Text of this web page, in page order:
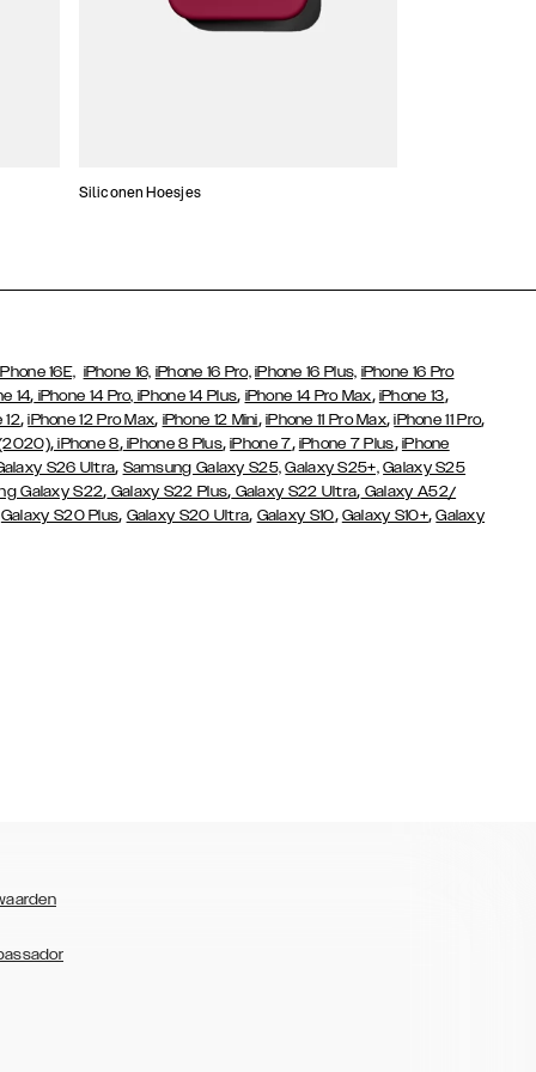
Siliconen Hoesjes
16E, iPhone 16, iPhone 16 Pro, iPhone 16 Plus, iPhone 16 Pro
14, iPhone 14 Pro, iPhone 14 Plus, iPhone 14 Pro Max, iPhone 13,
12,iPhone 12 Pro Max, iPhone 12 Mini, iPhone 11 Pro Max,iPhone 11 Pro,
,iPhone 8,iPhone 8 Plus,iPhone 7, iPhone 7 Plus, iPhone
S26 Ultra, Samsung Galaxy S25, Galaxy S25+, Galaxy S25
Galaxy S22, Galaxy S22 Plus, Galaxy S22 Ultra, Galaxy A52/
Galaxy S20 Plus, Galaxy S20 Ultra, Galaxy S10, Galaxy S10+,Galaxy